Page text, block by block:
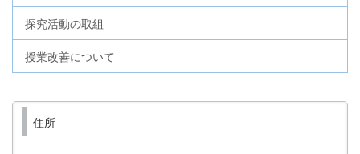
探究活動の取組
授業改善について
住所